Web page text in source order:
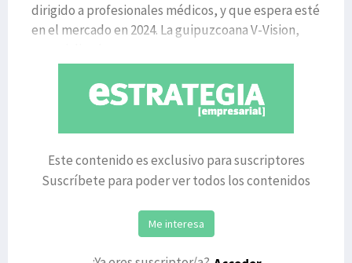
dirigido a profesionales médicos, y que espera esté
en el mercado en 2024. La guipuzcoana V-Vision,
Este contenido es exclusivo para suscriptores
Suscríbete para poder ver todos los contenidos
Me interesa